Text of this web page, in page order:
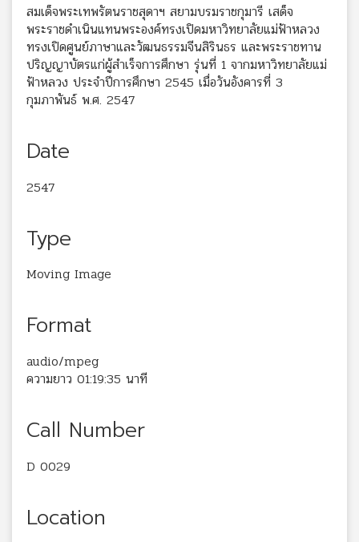
สมเด็จพระเทพรัตนราชสุดาฯ สยามบรมราชกุมารี เสด็จ
พระราชดำเนินแทนพระองค์ทรงเปิดมหาวิทยาลัยแม่ฟ้าหลวง
ทรงเปิดศูนย์ภาษาและวัฒนธรรมจีนสิรินธร และพระราชทาน
ปริญญาบัตรแก่ผู้สำเร็จการศึกษา รุ่นที่ 1 จากมหาวิทยาลัยแม่
ฟ้าหลวง ประจำปีการศึกษา 2545 เมื่อวันอังคารที่ 3
กุมภาพันธ์ พ.ศ. 2547
Date
2547
Type
Moving Image
Format
audio/mpeg
ความยาว 01:19:35 นาที
Call Number
D 0029
Location